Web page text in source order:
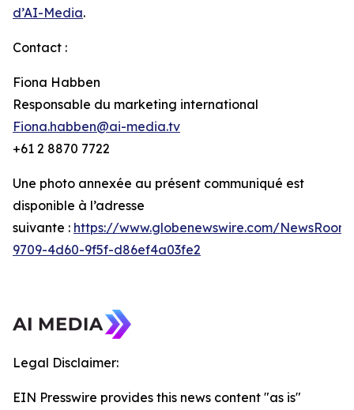
d’AI-Media.
Contact :
Fiona Habben
Responsable du marketing international
Fiona.habben@ai-media.tv
+61 2 8870 7722
Une photo annexée au présent communiqué est
disponible à l’adresse
suivante : https://www.globenewswire.com/
9709-4d60-9f5f-d86ef4a03fe2
Legal Disclaimer:
EIN Presswire provides this news content "as is"